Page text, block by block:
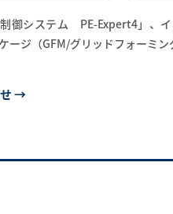
御システム PE-Expert4」、
ジ（GFM/グリッドフォーミ
せ →